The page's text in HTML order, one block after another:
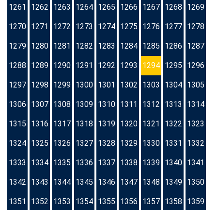
1261 1262 1263 1264 1265 1266 1267 1268 1269
1270 1271 1272 1273 1274 1275 1276 1277 1278
1279 1280 1281 1282 1283 1284 1285 1286 1287
1288 1289 1290 1291 1292 1293 1294 1295 1296
1297 1298 1299 1300 1301 1302 1303 1304 1305
1306 1307 1308 1309 1310 1311 1312 1313 1314
1315 1316 1317 1318 1319 1320 1321 1322 1323
1324 1325 1326 1327 1328 1329 1330 1331 1332
1333 1334 1335 1336 1337 1338 1339 1340 1341
1342 1343 1344 1345 1346 1347 1348 1349 1350
1351 1352 1353 1354 1355 1356 1357 1358 1359